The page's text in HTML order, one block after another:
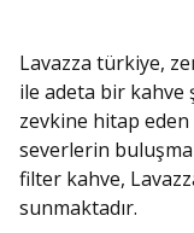
Lavazza türkiye,
ile adeta bir kahve
zevkine hitap
severlerin
filter kahve,
sunmaktadır.